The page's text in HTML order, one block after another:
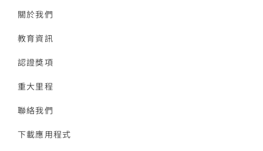
關於我們
教育資訊
認證獎項
重大里程
聯絡我們
下載應用程式